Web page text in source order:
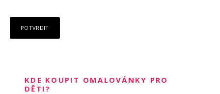
KDE KOUPIT OMALOVÁNKY PRO
DĚTI?